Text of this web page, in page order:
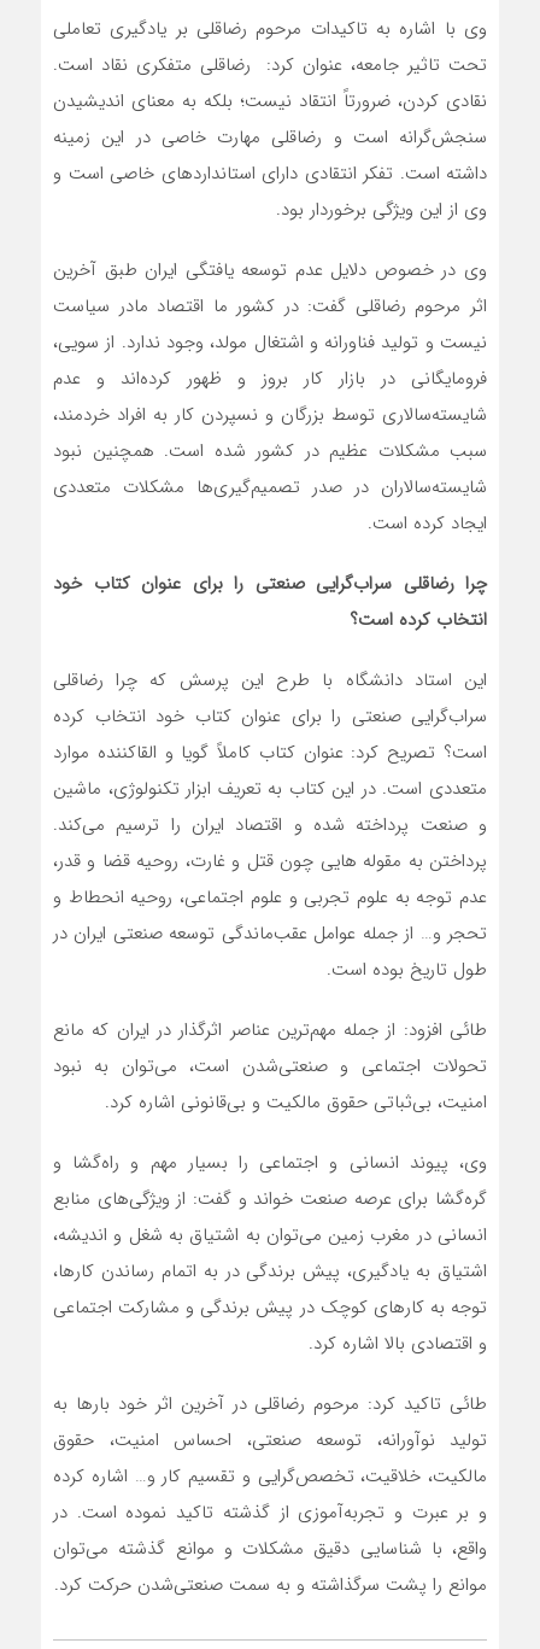
وی با اشاره به تاکیدات مرحوم رضاقلی بر یادگیری تعاملی
تحت تاثیر جامعه، عنوان کرد: رضاقلی متفکری نقاد است.
نقادی کردن، ضرورتاً انتقاد نیست؛ بلکه به معنای اندیشیدن
سنجش‌گرانه است و رضاقلی مهارت خاصی در این زمینه
داشته است. تفکر انتقادی دارای استانداردهای خاصی است و
وی از این ویژگی برخوردار بود.
وی در خصوص دلایل عدم توسعه یافتگی ایران طبق آخرین
اثر مرحوم رضاقلی گفت: در کشور ما اقتصاد مادر سیاست
نیست و تولید فناورانه و اشتغال مولد، وجود ندارد. از سویی،
فرومایگانی در بازار کار بروز و ظهور کرده‌اند و عدم
شایسته‌سالاری توسط بزرگان و نسپردن کار به افراد خردمند،
سبب مشکلات عظیم در کشور شده است. همچنین نبود
شایسته‌سالاران در صدر تصمیم‌گیری‌ها مشکلات متعددی
ایجاد کرده است.
چرا رضاقلی سراب‌گرایی صنعتی را برای عنوان کتاب خود
انتخاب کرده است؟
این استاد دانشگاه با طرح این پرسش که چرا رضاقلی
سراب‌گرایی صنعتی را برای عنوان کتاب خود انتخاب کرده
است؟ تصریح کرد: عنوان کتاب کاملاً گویا و القاکننده موارد
متعددی است. در این کتاب به تعریف ابزار تکنولوژی، ماشین
و صنعت پرداخته شده و اقتصاد ایران را ترسیم می‌کند.
پرداختن به مقوله هایی چون قتل و غارت، روحیه قضا و قدر،
عدم توجه به علوم تجربی و علوم اجتماعی، روحیه انحطاط و
تحجر و… از جمله عوامل عقب‌ماندگی توسعه صنعتی ایران در
طول تاریخ بوده است.
طائی افزود: از جمله مهم‌ترین عناصر اثرگذار در ایران که مانع
تحولات اجتماعی و صنعتی‌شدن است، می‌توان به نبود
امنیت، بی‌ثباتی حقوق مالکیت و بی‌قانونی اشاره کرد.
وی، پیوند انسانی و اجتماعی را بسیار مهم و راه‌گشا و
گره‌گشا برای عرصه صنعت خواند و گفت: از ویژگی‌های منابع
انسانی در مغرب زمین می‌توان به اشتیاق به شغل و اندیشه،
اشتیاق به یادگیری، پیش برندگی در به اتمام رساندن کارها،
توجه به کارهای کوچک در پیش برندگی و مشارکت اجتماعی
و اقتصادی بالا اشاره کرد.
طائی تاکید کرد: مرحوم رضاقلی در آخرین اثر خود بارها به
تولید نوآورانه، توسعه صنعتی، احساس امنیت، حقوق
مالکیت، خلاقیت، تخصص‌گرایی و تقسیم کار و… اشاره کرده
و بر عبرت و تجربه‌آموزی از گذشته تاکید نموده است. در
واقع، با شناسایی دقیق مشکلات و موانع گذشته می‌توان
موانع را پشت سرگذاشته و به سمت صنعتی‌شدن حرکت کرد.